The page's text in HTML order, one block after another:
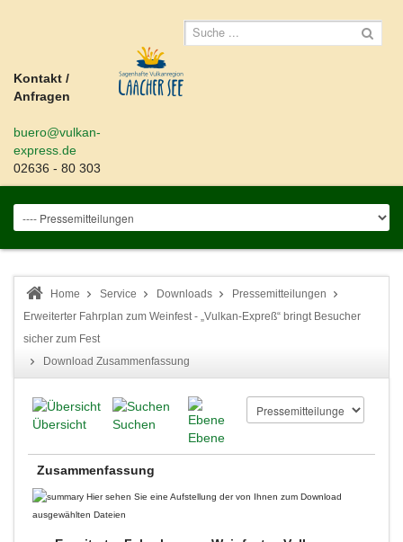
Kontakt /
Anfragen
buero@vulkan-
express.de
02636 - 80 303
Home Service Downloads
Pressemitteilungen
Erweiterter Fahrplan zum Weinfest - „Vulkan-Expreß“ bringt Besucher
sicher zum Fest
Download Zusammenfassung
Übersicht
Suchen
Ebene
Zusammenfassung
Hier sehen Sie eine Aufstellung der von Ihnen zum Download
ausgewählten Dateien